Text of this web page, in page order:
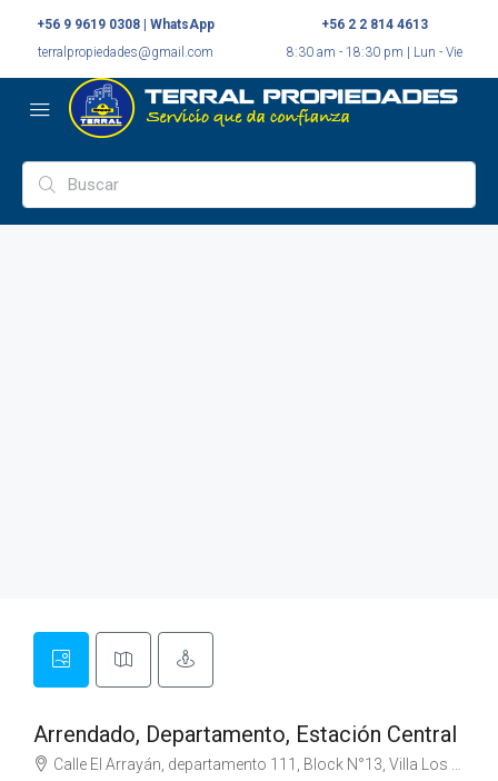
+56 9 9619 0308 | WhatsApp
terralpropiedades@gmail.com
+56 2 2 814 4613
8:30 am - 18:30 pm | Lun - Vie
Arrendado, Departamento, Estación Central
Calle El Arrayán, departamento 111, Block N°13, Villa Los Portales, Estación Central